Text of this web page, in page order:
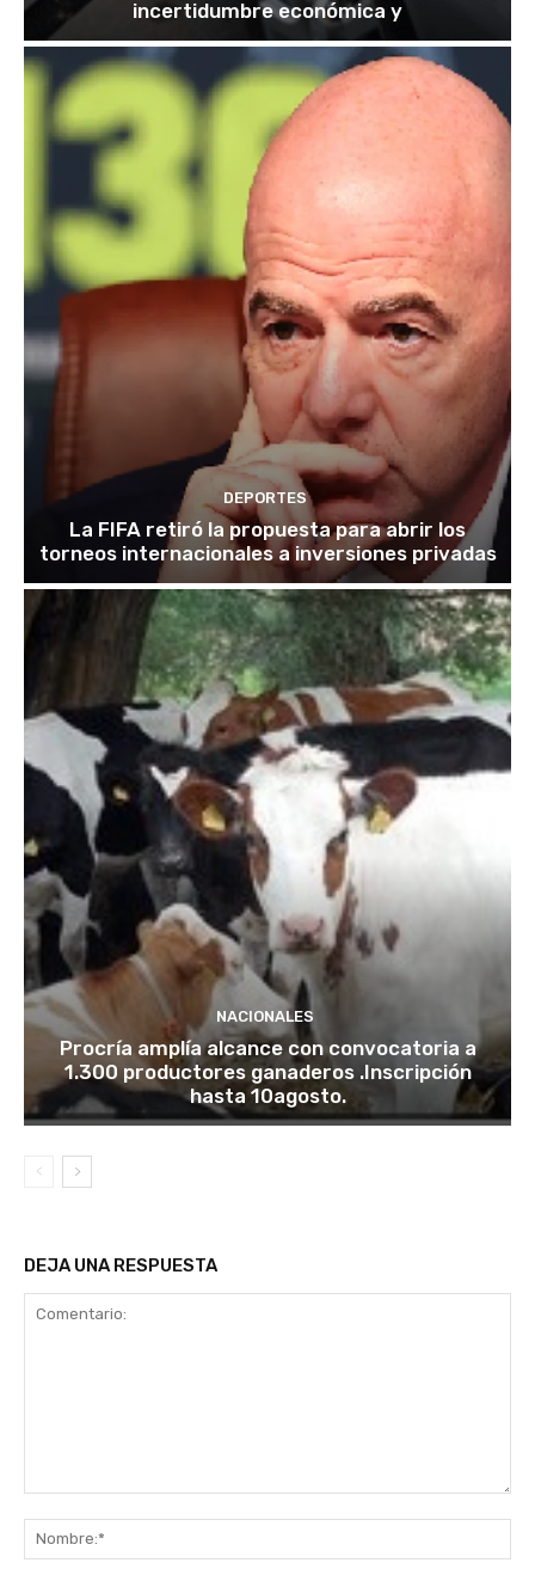
incertidumbre económica y
DEPORTES
La FIFA retiró la propuesta para abrir los
torneos internacionales a inversiones privadas
NACIONALES
Procría amplía alcance con convocatoria a
1.300 productores ganaderos .Inscripción
hasta 10agosto.
DEJA UNA RESPUESTA